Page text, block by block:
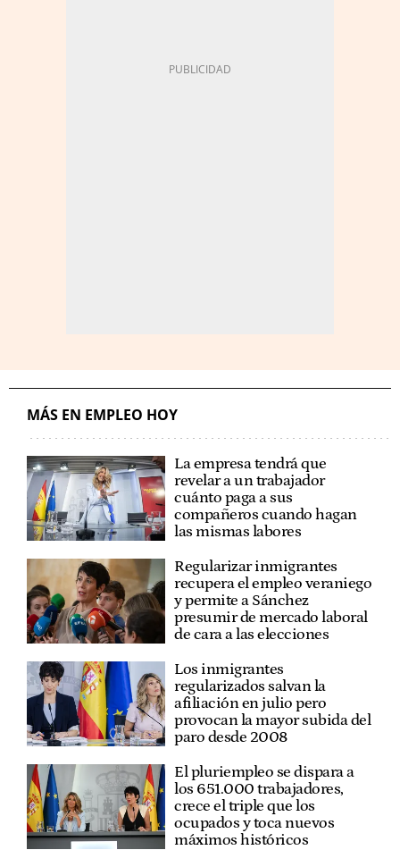
MÁS EN EMPLEO HOY
La empresa tendrá que
revelar a un trabajador
cuánto paga a sus
compañeros cuando hagan
las mismas labores
Regularizar inmigrantes
recupera el empleo veraniego
y permite a Sánchez
presumir de mercado laboral
de cara a las elecciones
Los inmigrantes
regularizados salvan la
afiliación en julio pero
provocan la mayor subida del
paro desde 2008
El pluriempleo se dispara a
los 651.000 trabajadores,
crece el triple que los
ocupados y toca nuevos
máximos históricos